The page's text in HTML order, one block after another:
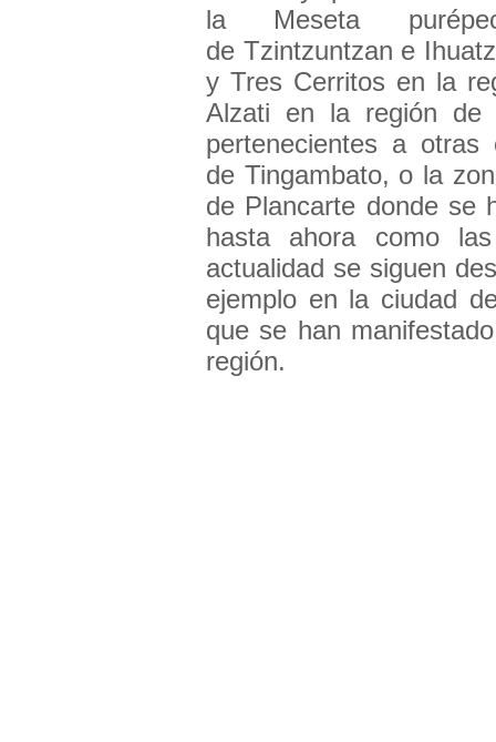
la Meseta
de Tzintzuntzan e
y Tres Cerritos en la
Alzati en la región de
pertenecientes a otras
de Tingambato, o la
de Plancarte donde se
hasta ahora como
actualidad se siguen
ejemplo en la ciudad
que se han
región.